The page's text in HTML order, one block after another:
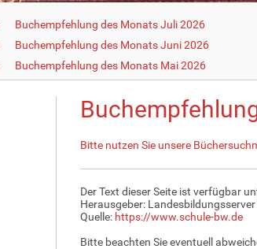
Buchempfehlung des Monats Juli 2026
Buchempfehlung des Monats Juni 2026
Buchempfehlung des Monats Mai 2026
Bitte nutzen Sie unsere
Der Text dieser Seite ist verfügbar
Herausgeber:
Quelle: https://www.schule-bw.de
Bitte beachten Sie eventuell